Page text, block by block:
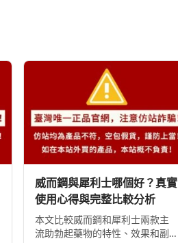
威而鋼與犀利士哪個好？真實
使用心得與完整比較分析
本文比較威而鋼和犀利士兩款主
流助勃起藥物的特性、效果和副